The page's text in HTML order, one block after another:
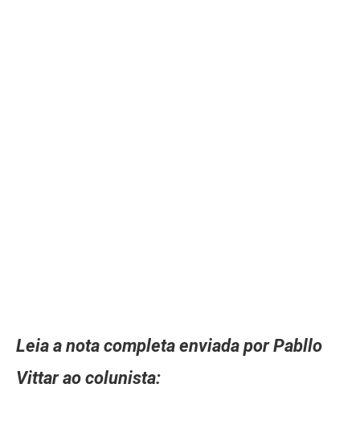
Leia a nota completa enviada por Pabllo
Vittar ao colunista: